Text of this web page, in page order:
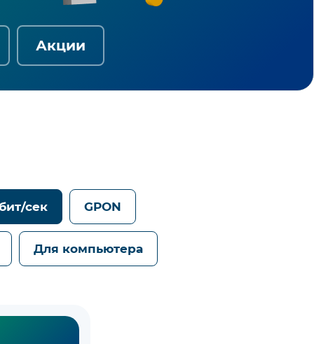
Акции
сек GPON
Для компьютера